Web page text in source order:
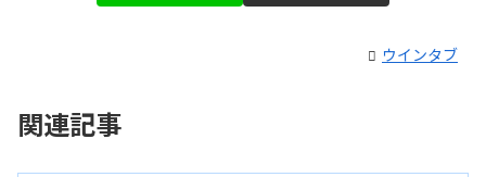
ウインタブ
関連記事